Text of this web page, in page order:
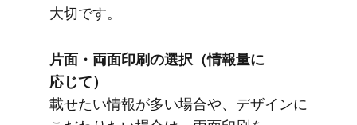
大切です。
片面・​両面印刷の​選択​（情報量に​
応じて）
載せたい​情報が​多い​場合や、​デザインに​